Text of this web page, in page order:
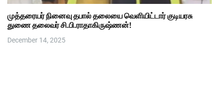
முத்தரையர் நினைவு தபால் தலையை வெளியிட்டார் குடியரசு
துணை தலைவர் சி.பி.ராதாகிருஷ்ணன்!
December 14, 2025